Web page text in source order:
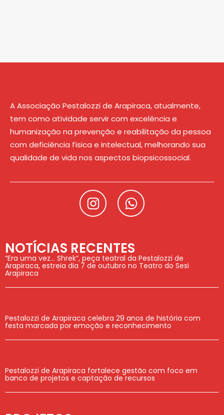
A Associação Pestalozzi de Arapiraca, atualmente,
tem como atividade servir com excelência e
humanização na prevenção e reabilitação da pessoa
com deficiência física e intelectual, melhorando sua
qualidade de vida nos aspectos biopsicossocial.
NOTÍCIAS RECENTES
“Era uma vez… Shrek”, peça teatral da Pestalozzi de
Arapiraca, estreia dia 7 de outubro no Teatro do Sesi
Arapiraca
Pestalozzi de Arapiraca celebra 29 anos de história com
festa marcada por emoção e reconhecimento
Pestalozzi de Arapiraca fortalece gestão com foco em
banco de projetos e captação de recursos